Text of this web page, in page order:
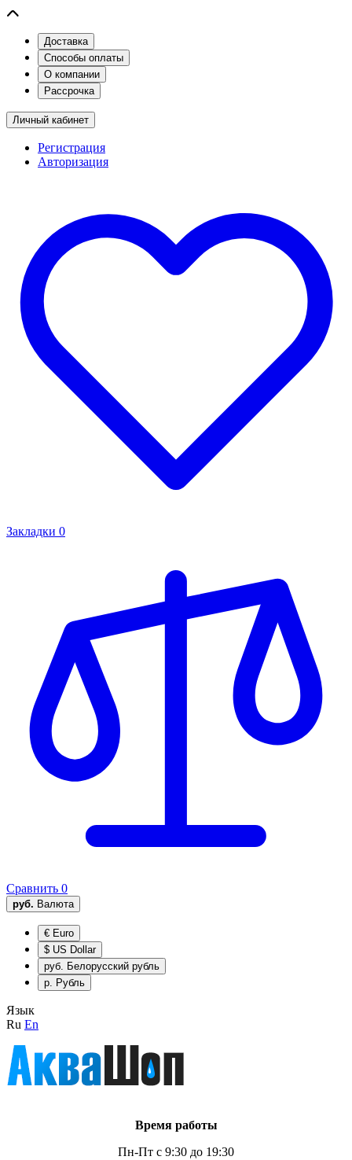
Доставка
Способы оплаты
О компании
Рассрочка
Личный кабинет
Регистрация
Авторизация
Закладки 0
Сравнить 0
руб. Валюта
€ Euro
$ US Dollar
руб. Белорусский рубль
р. Рубль
Язык
Ru En
Время работы
Пн-Пт с 9:30 до 19:30